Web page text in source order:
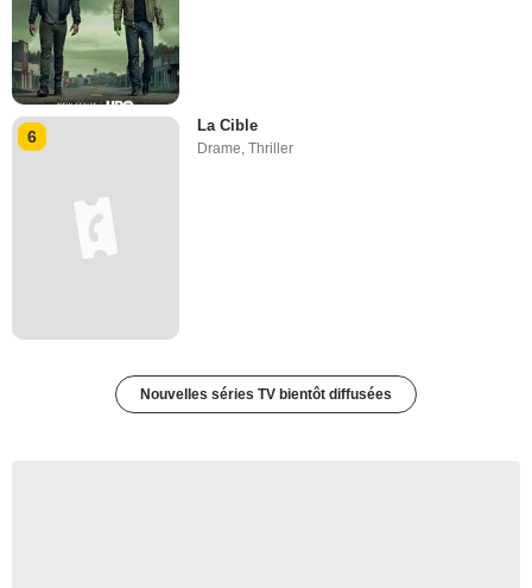
6
La Cible
Drame,Thriller
Nouvelles séries TV bientôt diffusées